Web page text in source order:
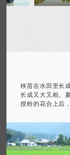
秧苗在水田里长
长成又大又粗。
授粉的花合上后